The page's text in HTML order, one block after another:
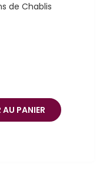
de Chablis
PANIER